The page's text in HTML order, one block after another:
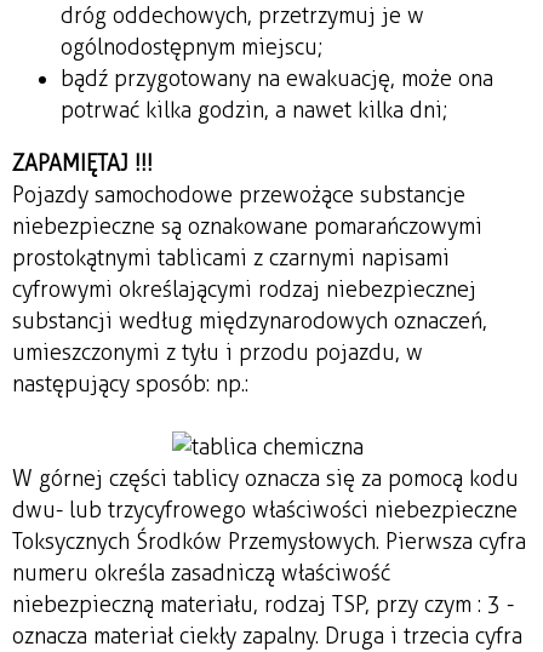
dróg oddechowych, przetrzymuj je w
ogólnodostępnym miejscu;
bądź przygotowany na ewakuację, może ona
potrwać kilka godzin, a nawet kilka dni;
ZAPAMIĘTAJ !!!
Pojazdy samochodowe przewożące substancje
niebezpieczne są oznakowane pomarańczowymi
prostokątnymi tablicami z czarnymi napisami
cyfrowymi określającymi rodzaj niebezpiecznej
substancji według międzynarodowych oznaczeń,
umieszczonymi z tyłu i przodu pojazdu, w
następujący sposób: np.:
W górnej części tablicy oznacza się za pomocą kodu
dwu- lub trzycyfrowego właściwości niebezpieczne
Toksycznych Środków Przemysłowych. Pierwsza cyfra
numeru określa zasadniczą właściwość
niebezpieczną materiału, rodzaj TSP, przy czym : 3 -
oznacza materiał ciekły zapalny. Druga i trzecia cyfra